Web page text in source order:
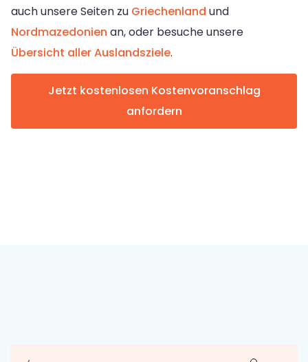
auch unsere Seiten zu Griechenland und
Nordmazedonien an, oder besuche unsere
Übersicht aller Auslandsziele.
Jetzt kostenlosen Kostenvoranschlag
anfordern